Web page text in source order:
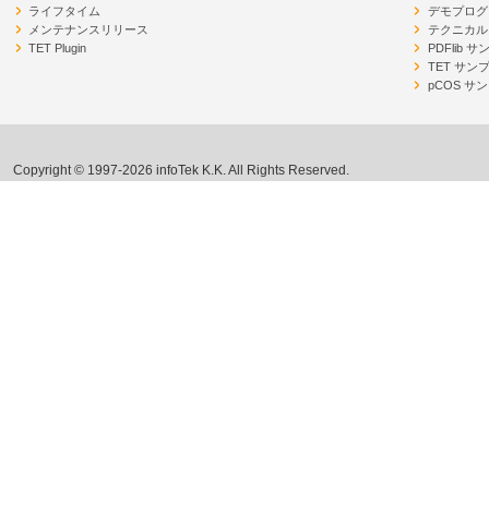
ライフタイム
メンテナンスリリース
TET Plugin
デモプロ
テクニカ
PDFlib サ
TET サン
pCOS サ
Copyright © 1997-2026 infoTek K.K. All Rights Reserved.